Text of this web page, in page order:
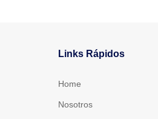
Links Rápidos
Home
Nosotros